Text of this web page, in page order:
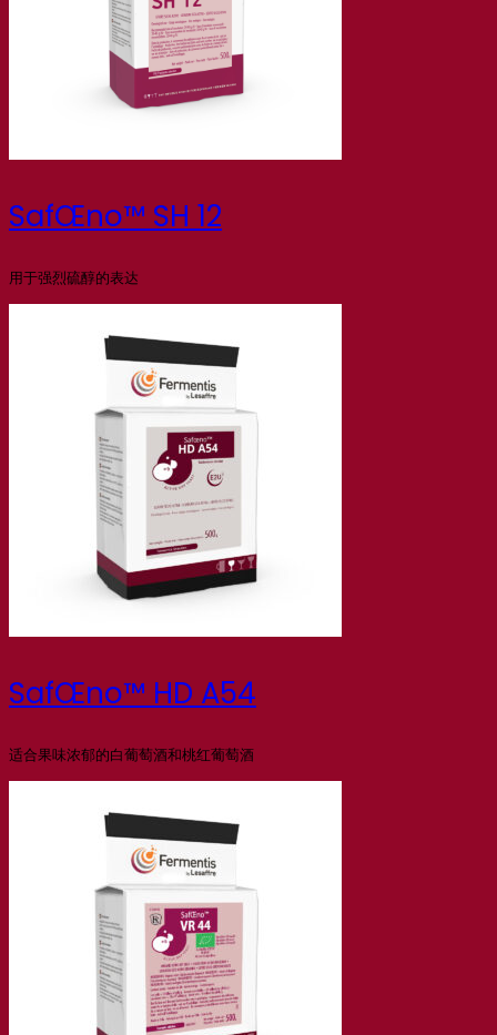
SafŒno™ SH 12
用于强烈硫醇的表达
SafŒno™ HD A54
适合果味浓郁的白葡萄酒和桃红葡萄酒